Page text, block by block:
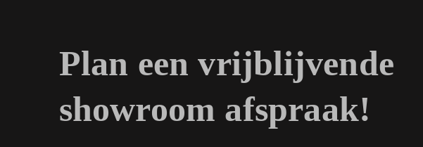
Plan een vrijblijvende
showroom afspraak!